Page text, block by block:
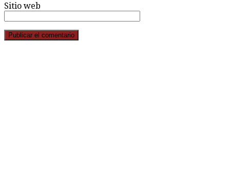
Sitio web